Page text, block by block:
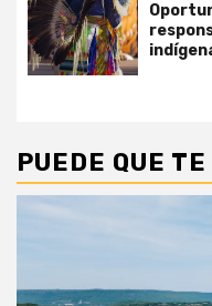
PUEDE QUE